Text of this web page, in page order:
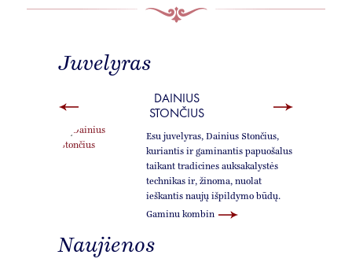
Juvelyras
DAINIUS
STONČIUS
Esu juvelyras, Dainius Stončius,
kuriantis ir gaminantis papuošalus
taikant tradicines auksakalystės
technikas ir, žinoma, nuolat
ieškantis naujų išpildymo būdų.
Gaminu kombin
Naujienos